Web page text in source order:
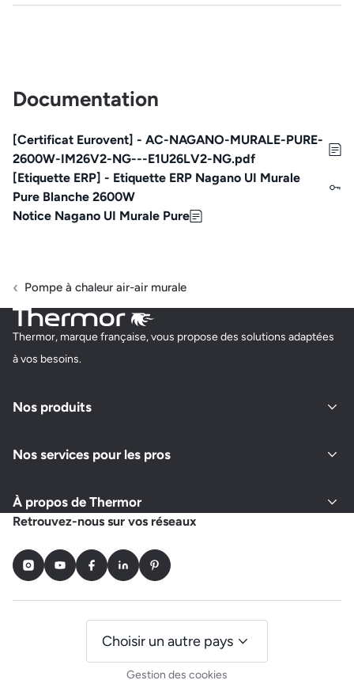
Documentation
[Certificat Eurovent] - AC-NAGANO-MURALE-PURE-
2600W-IM26V2-NG---E1U26LV2-NG.pdf
[Etiquette ERP] - Etiquette ERP Nagano UI Murale
Pure Blanche 2600W
Notice Nagano UI Murale Pure
Pompe à chaleur air-air murale
Thermor, marque française, vous propose des solutions adaptées
à vos besoins.
Nos produits
Nos services pour les pros
À propos de Thermor
Retrouvez-nous sur vos réseaux
InstagramYoutubeFacebookLinkedInPinterest
Gestion des cookies
Choisir un autre pays